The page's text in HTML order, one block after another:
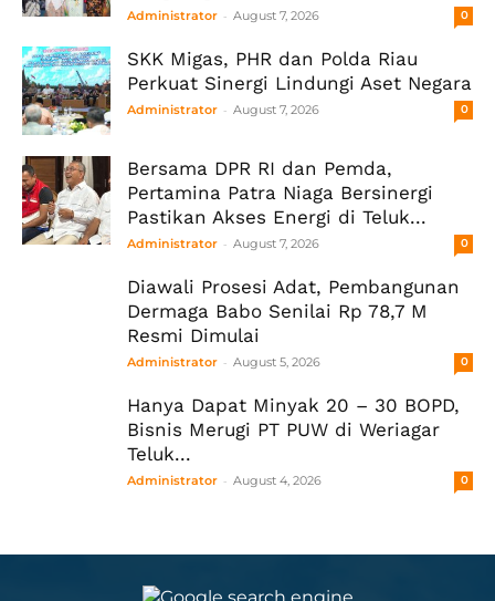
Administrator - August 7, 2026 0
SKK Migas, PHR dan Polda Riau
Perkuat Sinergi Lindungi Aset Negara
Administrator - August 7, 2026 0
Bersama DPR RI dan Pemda,
Pertamina Patra Niaga Bersinergi
Pastikan Akses Energi di Teluk...
Administrator - August 7, 2026 0
Diawali Prosesi Adat, Pembangunan
Dermaga Babo Senilai Rp 78,7 M
Resmi Dimulai
Administrator - August 5, 2026 0
Hanya Dapat Minyak 20 – 30 BOPD,
Bisnis Merugi PT PUW di Weriagar
Teluk...
Administrator - August 4, 2026 0